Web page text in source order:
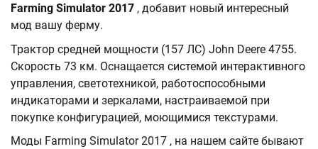
Farming Simulator 2017 , добавит новый интересный
мод вашу ферму.
Трактор средней мощности (157 ЛС) John Deere 4755.
Скорость 73 км. Оснащается системой интерактивного
управления, светотехникой, работоспособными
индикаторами и зеркалами, настраиваемой при
покупке конфигурацией, моющимися текстурами.
Моды Farming Simulator 2017 , на нашем сайте бывают